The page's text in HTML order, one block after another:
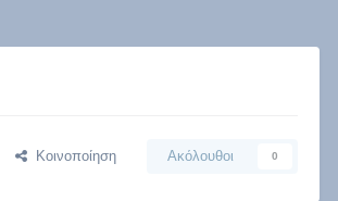
Κοινοποίηση Ακόλουθοι 0